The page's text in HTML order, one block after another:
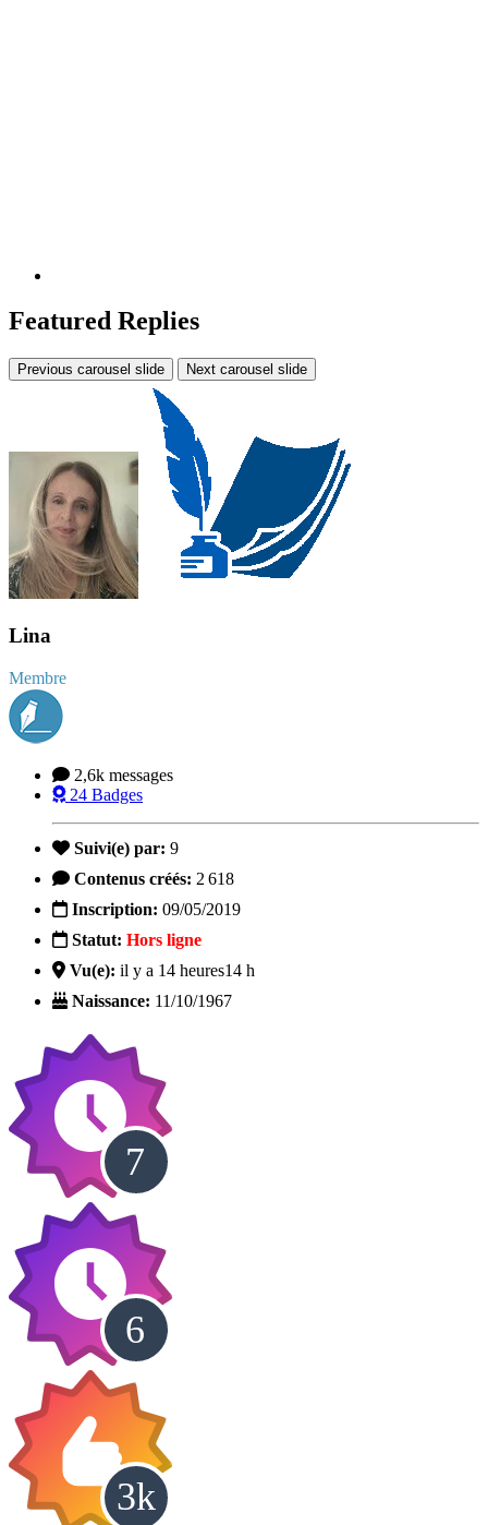
Featured Replies
Previous carousel slide Next carousel slide
Lina
Membre
2,6k messages
24 Badges
Suivi(e) par: 9
Contenus créés: 2 618
Inscription: 09/05/2019
Statut: Hors ligne
Vu(e): il y a 14 heures14 h
Naissance: 11/10/1967